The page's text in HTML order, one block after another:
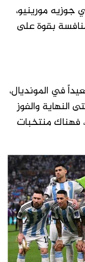
جوزيه مورينيو،
بقوة على
في المونديال،
النهاية والفوز
فهناك منتخبات